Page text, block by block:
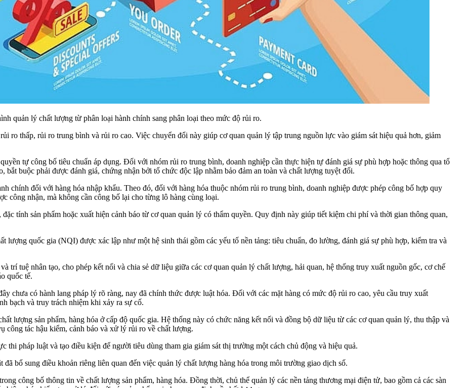
quản lý chất lượng từ phân loại hành chính sang phân loại theo mức độ rủi ro.
ro thấp, rủi ro trung bình và rủi ro cao. Việc chuyển đổi này giúp cơ quan quản lý tập trung nguồn lực vào giám sát hiệu quả hơn, giảm
tự công bố tiêu chuẩn áp dụng. Đối với nhóm rủi ro trung bình, doanh nghiệp cần thực hiện tự đánh giá sự phù hợp hoặc thông qua tổ
buộc phải được đánh giá, chứng nhận bởi tổ chức độc lập nhằm bảo đảm an toàn và chất lượng tuyệt đối.
chính đối với hàng hóa nhập khẩu. Theo đó, đối với hàng hóa thuộc nhóm rủi ro trung bình, doanh nghiệp được phép công bố hợp quy
công nhận, mà không cần công bố lại cho từng lô hàng cùng loại.
tính sản phẩm hoặc xuất hiện cảnh báo từ cơ quan quản lý có thẩm quyền. Quy định này giúp tiết kiệm chi phí và thời gian thông quan,
lượng quốc gia (NQI) được xác lập như một hệ sinh thái gồm các yếu tố nền tảng: tiêu chuẩn, đo lường, đánh giá sự phù hợp, kiểm tra và
và trí tuệ nhân tạo, cho phép kết nối và chia sẻ dữ liệu giữa các cơ quan quản lý chất lượng, hải quan, hệ thống truy xuất nguồn gốc, cơ chế
quốc tế.
chưa có hành lang pháp lý rõ ràng, nay đã chính thức được luật hóa. Đối với các mặt hàng có mức độ rủi ro cao, yêu cầu truy xuất
bạch và truy trách nhiệm khi xảy ra sự cố.
lượng sản phẩm, hàng hóa ở cấp độ quốc gia. Hệ thống này có chức năng kết nối và đồng bộ dữ liệu từ các cơ quan quản lý, thu thập và
công tác hậu kiểm, cảnh báo và xử lý rủi ro về chất lượng.
thi pháp luật và tạo điều kiện để người tiêu dùng tham gia giám sát thị trường một cách chủ động và hiệu quả.
bổ sung điều khoản riêng liên quan đến việc quản lý chất lượng hàng hóa trong môi trường giao dịch số.
công bố thông tin về chất lượng sản phẩm, hàng hóa. Đồng thời, chủ thể quản lý các nền tảng thương mại điện tử, bao gồm cả các sàn